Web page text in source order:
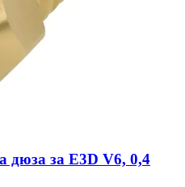
дюза за E3D V6, 0,4